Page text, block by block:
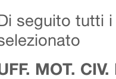
seguito tutti
MOT.